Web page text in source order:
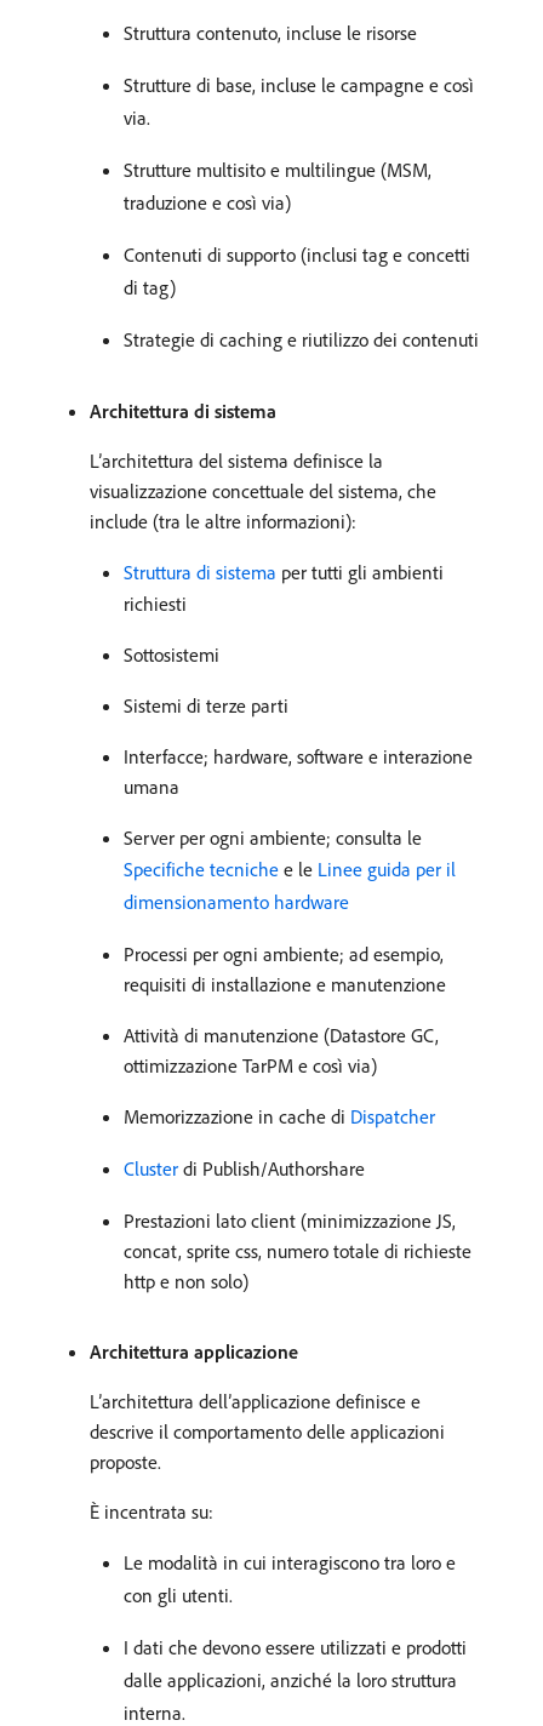
Struttura contenuto, incluse le risorse
Strutture di base, incluse le campagne e così
via.
Strutture multisito e multilingue (MSM,
traduzione e così via)
Contenuti di supporto (inclusi tag e concetti
di tag)
Strategie di caching e riutilizzo dei contenuti
Architettura di sistema
L’architettura del sistema definisce la
visualizzazione concettuale del sistema, che
include (tra le altre informazioni):
Struttura di sistema per tutti gli ambienti
richiesti
Sottosistemi
Sistemi di terze parti
Interfacce; hardware, software e interazione
umana
Server per ogni ambiente; consulta le
Specifiche tecniche e le Linee guida per il
dimensionamento hardware
Processi per ogni ambiente; ad esempio,
requisiti di installazione e manutenzione
Attività di manutenzione (Datastore GC,
ottimizzazione TarPM e così via)
Memorizzazione in cache di Dispatcher
Cluster di Publish/Authorshare
Prestazioni lato client (minimizzazione JS,
concat, sprite css, numero totale di richieste
http e non solo)
Architettura applicazione
L’architettura dell’applicazione definisce e
descrive il comportamento delle applicazioni
proposte.
È incentrata su:
Le modalità in cui interagiscono tra loro e
con gli utenti.
I dati che devono essere utilizzati e prodotti
dalle applicazioni, anziché la loro struttura
interna.